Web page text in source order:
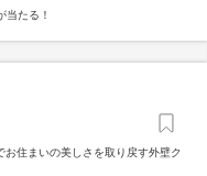
たる！
住まいの美しさを取り戻す外壁ク